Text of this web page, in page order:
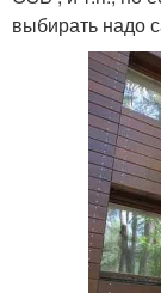
выбирать надо